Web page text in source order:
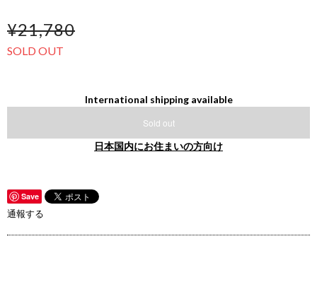
¥21,780
SOLD OUT
International shipping available
Sold out
日本国内にお住まいの方向け
Save
通報する